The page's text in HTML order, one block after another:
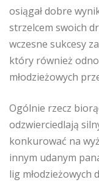
osiągał dobre
strzelcem swoich
wczesne sukcesy
który również
młodzieżowych
Ogólnie rzecz
odzwierciedlają
konkurować na
innym udanym
lig młodzieżowych